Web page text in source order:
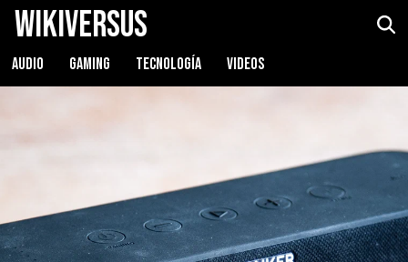
WikiVersus
AUDIO GAMING TECNOLOGÍA VIDEOS
Anker SounCore Boost Ver precio